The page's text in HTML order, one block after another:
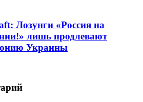
Лозунги «Россия на
лишь продлевают
Украины